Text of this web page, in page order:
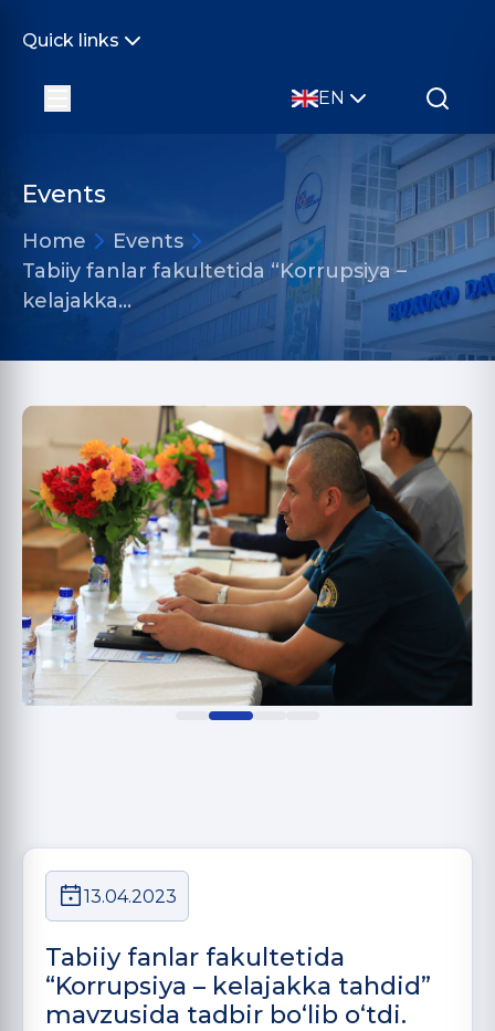
Quick links
EN
Events
Home
Events
Tabiiy fanlar fakultetida “Korrupsiya –
kelajakka…
13.04.2023
Tabiiy fanlar fakultetida
“Korrupsiya – kelajakka tahdid”
mavzusida tadbir bo‘lib o‘tdi.